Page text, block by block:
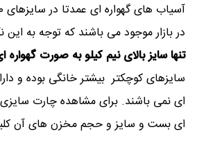
در بازار موجود می باشند که توجه به این
تنها سایز بالای نیم کیلو به صورت گهواره
سایزهای کوچکتر بیشتر خانگی بوده و
ای نمی باشند. برای مشاهده چارت
ای بست و سایز و حجم مخزن های آن